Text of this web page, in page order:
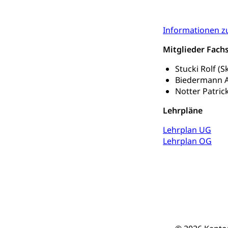
Informationen
Mitglieder
Stucki Rolf
Biedermann
Notter
Lehrpläne
Lehrplan UG
Lehrplan OG
Schiene und
Schifffahrt
Schifffahrt
Strasse
Autoverkehr,